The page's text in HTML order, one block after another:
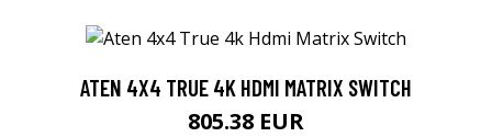
ATEN 4X4 TRUE 4K HDMI MATRIX SWITCH
805.38 EUR